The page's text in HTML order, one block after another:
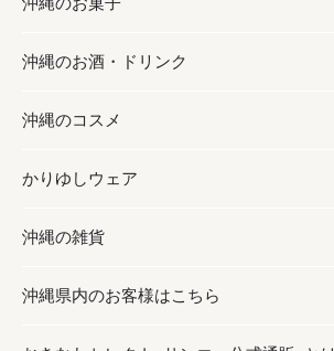
海産物
沖縄料理
沖縄そば／乾麺
レトルト食品
乾物／粉類
砂糖／黒砂糖
塩
お酢／ドレッシング
しょうゆ
みそ
お菓子
黒糖
ちんすこう
伝統菓子
スナック
沖縄のお酒・ドリンク
お酒・ドリンク
泡盛
ビール・チューハイ
ワイン・ウィスキー・カクテル
沖縄のコスメ
コスメ
スキンケア
ボディケア
かりゆしウェア
かりゆしウェア
メンズ
沖縄の雑貨
雑貨
沖縄県内のお客様はこちら